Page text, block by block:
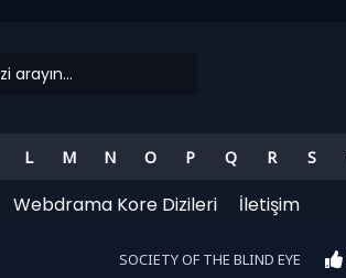
L M N O P Q R S
Webdrama Kore Dizileri İletişim
SOCIETY OF THE BLIND EYE